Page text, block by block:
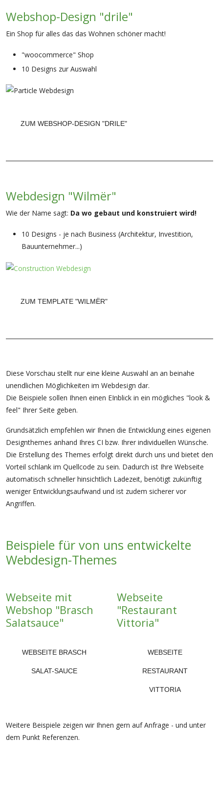
Webshop-Design "drile"
Ein Shop für alles das das Wohnen schöner macht!
"woocommerce" Shop
10 Designs zur Auswahl
ZUM WEBSHOP-DESIGN "DRILE"
Webdesign "Wilmër"
Wie der Name sagt: Da wo gebaut und konstruiert wird!
10 Designs - je nach Business (Architektur, Investition,
Bauunternehmer...)
ZUM TEMPLATE "WILMËR"
Diese Vorschau stellt nur eine kleine Auswahl an an beinahe
unendlichen Möglichkeiten im Webdesign dar.
Die Beispiele sollen Ihnen einen EInblick in ein mögliches "look &
feel" Ihrer Seite geben.
Grundsätzlich empfehlen wir Ihnen die Entwicklung eines eigenen
Designthemes anhand Ihres CI bzw. Ihrer individuellen Wünsche.
Die Erstellung des Themes erfolgt direkt durch uns und bietet den
Vorteil schlank im Quellcode zu sein. Dadurch ist Ihre Webseite
automatisch schneller hinsichtlich Ladezeit, benötigt zukünftig
weniger Entwicklungsaufwand und ist zudem sicherer vor
Angriffen.
Beispiele für von uns entwickelte
Webdesign-Themes
Webseite mit
Webshop "Brasch
Salatsauce"
WEBSEITE BRASCH
SALAT-SAUCE
Webseite
"Restaurant
Vittoria"
WEBSEITE
RESTAURANT
VITTORIA
Weitere Beispiele zeigen wir Ihnen gern auf Anfrage - und unter
dem Punkt Referenzen.